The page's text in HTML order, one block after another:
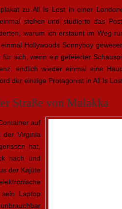
zu All Is Lost in einer
stehen und studierte das
warum ich erstaunt im Weg
Hollywoods Sonnyboy
sich, wenn ein gefeierter
endlich wieder einmal eine
der einzige Protagonist in All Is
Straße von Malakka
auf
Virginia
hat,
nach und
der Kajüte
Laptop